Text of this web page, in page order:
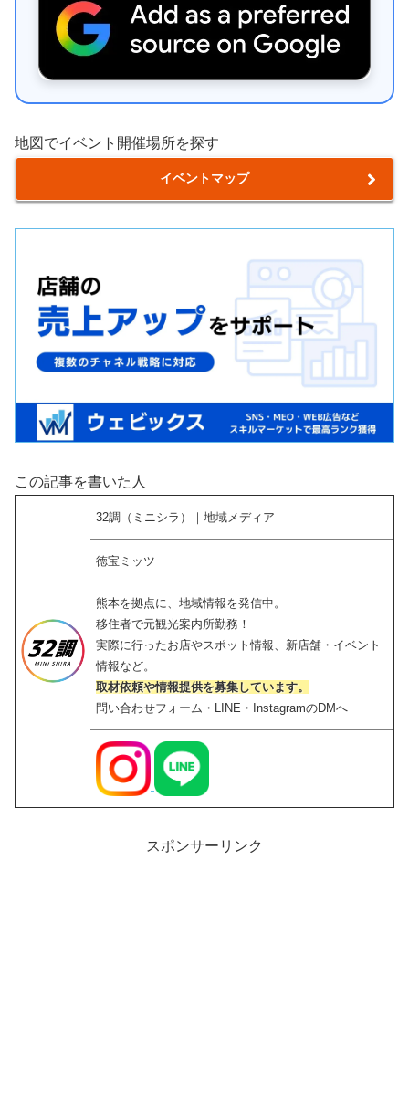
地図でイベント開催場所を探す
イベントマップ
この記事を書いた人
32調（ミニシラ）｜地域メディア
徳宝ミッツ
熊本を拠点に、地域情報を発信中。
移住者で元観光案内所勤務！
実際に行ったお店やスポット情報、新店舗・イベント
情報など。
取材依頼や情報提供を募集しています。
問い合わせフォーム・LINE・InstagramのDMへ
スポンサーリンク